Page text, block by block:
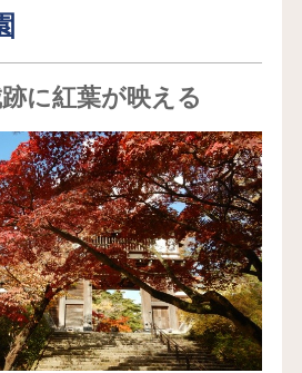
郷の目前に広がる湯野浜海
ューの部屋も多数。夏は海
ンスポーツを楽しめます。
1603年–1868年）に一枚板
行っていたという記録が残
サーフィン発祥の地と言わ
。
想的なクラゲ展示で全国的
った「加茂水族館」もある
れてみてください。
に紅葉が映える